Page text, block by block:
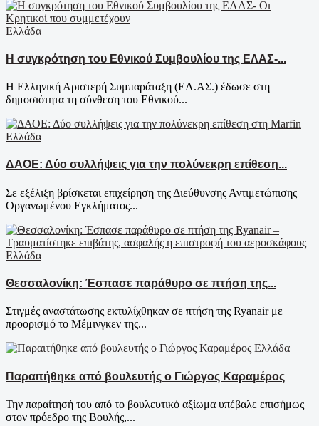
Ελλάδα
Η συγκρότηση του Εθνικού Συμβουλίου της ΕΛΑΣ-...
Η Ελληνική Αριστερή Συμπαράταξη (ΕΛ.ΑΣ.) έδωσε στη
δημοσιότητα τη σύνθεση του Εθνικού...
Ελλάδα
ΔΑΟΕ: Δύο συλλήψεις για την πολύνεκρη επίθεση...
Σε εξέλιξη βρίσκεται επιχείρηση της Διεύθυνσης Αντιμετώπισης
Οργανωμένου Εγκλήματος...
Ελλάδα
Θεσσαλονίκη: Έσπασε παράθυρο σε πτήση της...
Στιγμές αναστάτωσης εκτυλίχθηκαν σε πτήση της Ryanair με
προορισμό το Μέμινγκεν της...
Ελλάδα
Παραιτήθηκε από βουλευτής ο Γιώργος Καραμέρος
Την παραίτησή του από το βουλευτικό αξίωμα υπέβαλε επισήμως
στον πρόεδρο της Βουλής,...